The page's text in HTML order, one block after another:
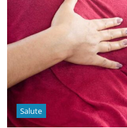
Salute